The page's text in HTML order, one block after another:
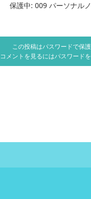
保護中: 009 パーソナル
この投稿はパスワードで保護
コメントを見るにはパスワード